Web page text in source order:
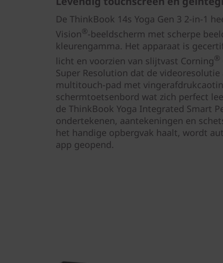
De ThinkBook 14s Yoga Gen 3 2-in-1
Vision®-beeldscherm met scherpe
kleurengamma. Het apparaat is
licht en voorzien van slijtvast Corning®
Super Resolution dat de
multitouch-pad met
schermtoetsenbord wat zich perfect
de ThinkBook Yoga Integrated Smart
ondertekenen, aantekeningen en
het handige opbergvak haalt, wordt
app geopend.